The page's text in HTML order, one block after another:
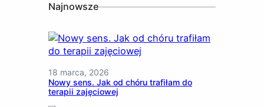
Najnowsze
18 marca, 2026
Nowy sens. Jak od chóru trafiłam do
terapii zajęciowej